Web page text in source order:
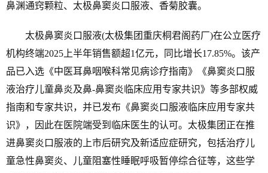
鼻渊通窍颗粒、太极鼻窦炎口服液、香菊胶囊。
太极鼻窦炎口服液(太极集团重庆桐君阁药厂)在公立医疗
机构终端2025上半年销售额超1亿元，同比增长17.85%。该产
品已入选《中医耳鼻咽喉科常见病诊疗指南》《鼻窦炎口服
液治疗儿童鼻炎及鼻-鼻窦炎临床应用专家共识》等多部权威
指南和专家共识，并已发布《鼻窦炎口服液临床应用专家共
识》，因此在医院端受到临床医生的认可。太极集团正在推
进鼻窦炎口服液的上市后研究及新适应症研究，包括治疗儿
童急性鼻窦炎、儿童阻塞性睡眠呼吸暂停综合征等，这些学